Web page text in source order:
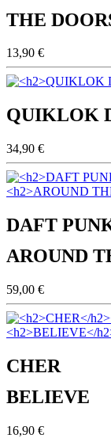
THE
13,90 €
QUIKLOK
34,90 €
DAFT
AROUND
59,00 €
CHER
BELIEVE
16,90 €